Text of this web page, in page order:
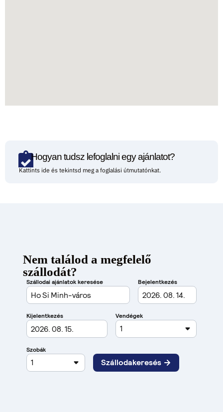
Hogyan tudsz lefoglalni egy ajánlatot?
Kattints ide és tekintsd meg a foglalási útmutatónkat.
Nem találod a megfelelő
szállodát?